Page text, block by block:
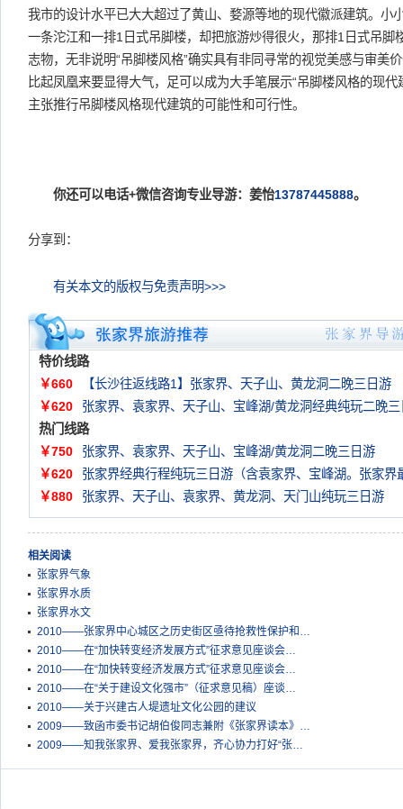
我市的设计水平已大大超过了黄山、婺源等地的现代徽派建筑。小
一条沱江和一排1日式吊脚楼，却把旅游炒得很火，那排1日式吊脚
志物，无非说明“吊脚楼风格”确实具有非同寻常的视觉美感与审美
比起凤凰来要显得大气，足可以成为大手笔展示“吊脚楼风格的现
主张推行吊脚楼风格现代建筑的可能性和可行性。
你还可以电话+微信咨询专业导游：姜怡13787445888。
分享到：
有关本文的版权与免责声明>>>
特价线路
￥660
【长沙往返线路1】张家界、天子山、黄龙洞二晚三日游
￥620
张家界、袁家界、天子山、宝峰湖/黄龙洞经典纯玩二晚三
热门线路
￥750
张家界、袁家界、天子山、宝峰湖/黄龙洞二晚三日游
￥620
张家界经典行程纯玩三日游（含袁家界、宝峰湖。张家界
￥880
张家界、天子山、袁家界、黄龙洞、天门山纯玩三日游
相关阅读
张家界气象
张家界水质
张家界水文
2010——张家界中心城区之历史街区亟待抢救性保护和…
2010——在“加快转变经济发展方式”征求意见座谈会…
2010——在“加快转变经济发展方式”征求意见座谈会…
2010——在“关于建设文化强市”（征求意见稿）座谈…
2010——关于兴建古人堤遗址文化公园的建议
2009——致函市委书记胡伯俊同志兼附《张家界读本》…
2009——知我张家界、爱我张家界，齐心协力打好“张…